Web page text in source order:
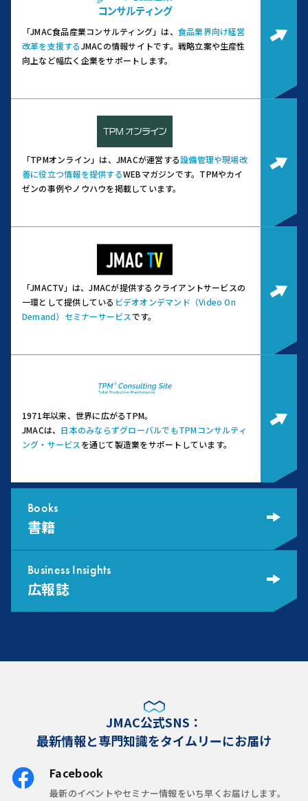
「JMAC食品産業コンサルティング」は、 食品業界向け経営
改革を支援するJMACの情報サイトです。 戦略立案や生産性
向上など幅広く企業をサポートします。
「TPMオンライン」は、JMACが運営する設備管理や現場改
善に役立つ情報を提供するWEBマガジンです。 TPMやカイ
ゼンの事例やノウハウを掲載しています。
「JMACTV」は、JMACが提供するクライアントサービスの
一環として提供している ビデオオンデマンド（Video On
Demand）セミナーサービスです。
1971年以来、世界に広がるTPM。
JMACは、 日本のみならずグローバルでもTPMコンサルティ
ング・サービス を通じて製造業をサポートしています。
Books
書籍
Business Insights
広報誌
JMAC公式SNS：
最新情報と専門知識をタイムリーにお届け
Facebook
最新のイベントやセミナー情報をいち早くお届けします。